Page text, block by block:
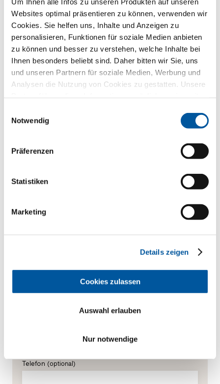
Websites optimal präsentieren zu können, verwenden wir
Cookies. Sie helfen uns, Inhalte und Anzeigen zu
personalisieren, Funktionen für soziale Medien anbieten
zu können und besser zu verstehen, welche Inhalte bei
Ihnen besonders beliebt sind. Daher bitten wir Sie, uns
und unseren Partnern für soziale Medien, Werbung und
Analysen die Nutzung von Cookies zu gestatten. Unsere
haben oder die sie im Rahmen Ihrer Nutzung der Dienste
Notwendig
Präferenzen
Statistiken
Marketing
Details zeigen
Cookies zulassen
Auswahl erlauben
Nur notwendige
Neu-/Umbau
Ihre Mitteilung
*Pflichtfelder
Wie dürfen wir Sie kontaktieren?
Telefon (optional)